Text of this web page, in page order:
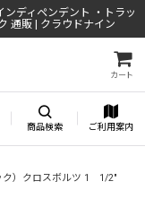
ンディペンデント ・トラッ
通販 | クラウドナイン
カート
商品検索 ご利用案内
ク）クロスボルツ 1 1/2"